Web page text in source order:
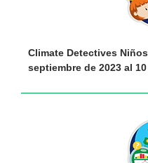
Climate Detectives Niños
septiembre de 2023 al